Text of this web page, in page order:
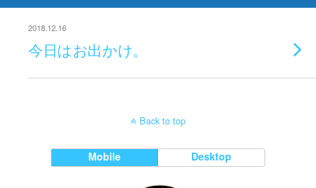
2018.12.16
今日はお出かけ。
Back to top
Mobile Desktop